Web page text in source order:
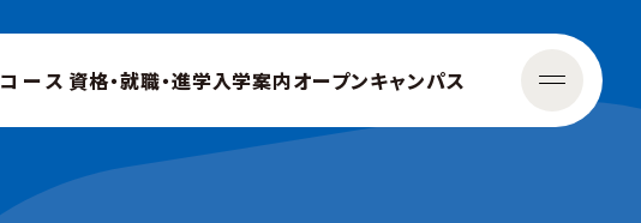
コース 資格・就職・進学入学案内オープンキャンパス